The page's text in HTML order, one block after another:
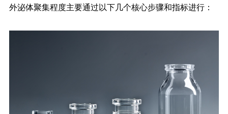
外泌体聚集程度主要通过以下几个核心步骤和指标进行：